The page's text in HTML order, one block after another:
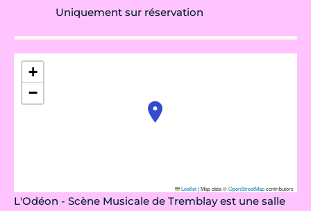
Uniquement sur réservation
+
−
Leaflet|Map data ©OpenStreetMapcontributors
L'Odéon - Scène Musicale de Tremblay est une salle